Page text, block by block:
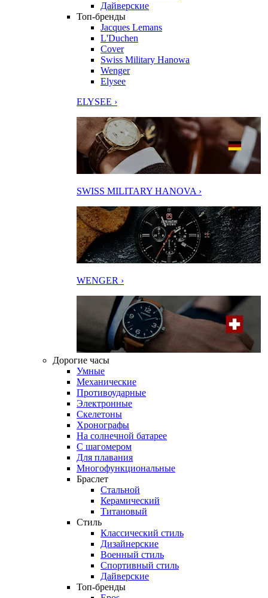
Дайверские
Топ-бренды
Jacques Lemans
L'Duchen
Cover
Swiss Military Hanowa
Wenger
Elysee
ELYSEE ›
SWISS MILITARY HANOVA ›
WENGER ›
Дорогие часы
Умные
Механические
Противоударные
Электронные
Скелетоны
Хронографы
На солнечной батарее
С шагомером
Для плавания
Многофункциональные
Браслет
Стальной
Керамический
Титановый
Стиль
Классический стиль
Дизайнерские
Военный стиль
Спортивный стиль
Дайверские
Топ-бренды